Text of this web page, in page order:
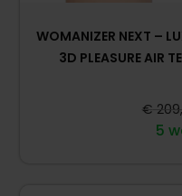
WOMANIZER NEXT –
3D PLEASURE AIR
5
€